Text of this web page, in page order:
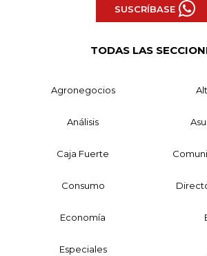
SUSCRÍBASE
TODAS LAS
Agronegocios
Análisis
Caja Fuerte
Consumo
Economía
Especiales